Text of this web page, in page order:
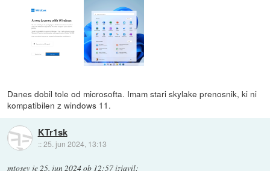
Danes dobil tole od microsofta. Imam stari skylake prenosnik, ki ni
kompatibilen z windows 11.
KTr1sk
::25. jun 2024, 13:13
mtosev je 25. jun 2024 ob 12:57izjavil: